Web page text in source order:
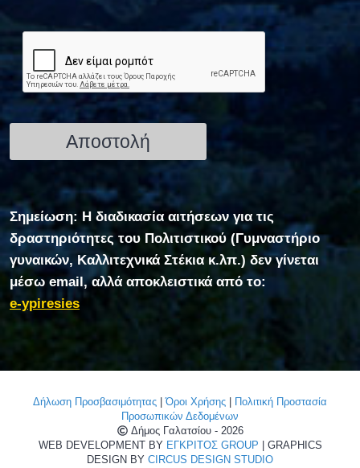
Σημείωση: Η διαδικασία αιτήσεων για τις
δραστηριότητες του Πολιτιστικού (Γυμναστήριο
γυναικών, Καλλιτεχνικά Στέκια κ.λπ.) δεν γίνεται
μέσω email, αλλά αποκλειστικά από το:
e-ypiresies
Δήλωση Προσβασιμότητας |Όροι Χρήσης
Πολιτική Προστασία
Προσωπικών Δεδομένων
Δήμος Γαλατσίου - 2026
WEB DEVELOPMENT BY ΕΓΚΡΙΤΟΣ GROUP | GRAPHICS
DESIGN BY CIRCUS DESIGN STUDIO